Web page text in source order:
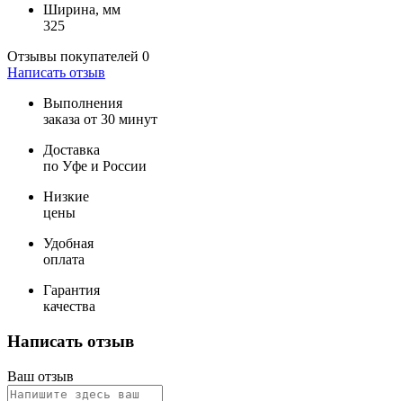
Ширина, мм
325
Отзывы покупателей 0
Написать отзыв
Выполнения
заказа от 30 минут
Доставка
по Уфе и России
Низкие
цены
Удобная
оплата
Гарантия
качества
Написать отзыв
Ваш отзыв